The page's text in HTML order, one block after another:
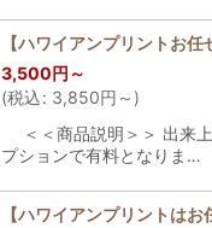
【ハワイアンプリントお
3,500円 ～
(税込: 3,850円 ～ )
＜＜商品説明＞＞ 出来
プションで有料となりま…
【ハワイアンプリントは